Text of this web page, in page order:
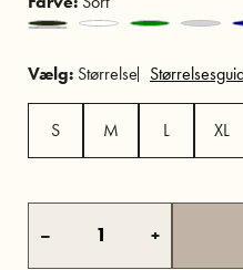
Vælg: Størrelse
S M L XL
– +